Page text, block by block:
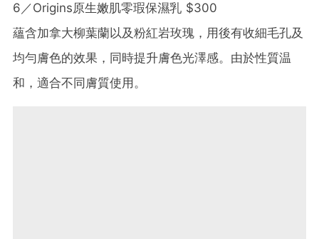
6／Origins原生嫩肌零瑕保濕乳 $300
蘊含加拿大柳葉蘭以及粉紅岩玫瑰，用後有收細毛孔及
均勻膚色的效果，同時提升膚色光澤感。由於性質温
和，適合不同膚質使用。